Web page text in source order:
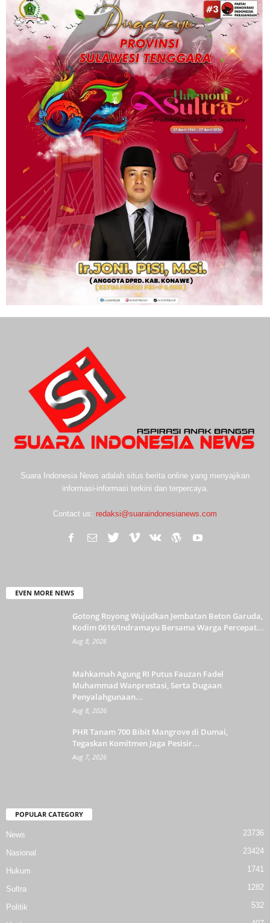
Suara Indonesia News adalah situs berita online yang menyajikan
informasi-informasi terkini dan terpercaya.
Contact us: redaksi@suaraindonesianews.com
EVEN MORE NEWS
Gotong Royong Wujudkan Jembatan Beton Garuda,
Kodim 0616/Indramayu Bersama Warga Percepat...
Aug 8, 2026
Mahkamah Agung RI Putus Fauzan Fadel
Muhammad Wanprestasi, Serta Dugaan
Penyalahgunaan...
Aug 8, 2026
PHR Tanam 700 Bibit Mangrove di Dumai,
Tegaskan Komitmen Jaga Pesisir...
Aug 7, 2026
POPULAR CATEGORY
News 23736
Nasional 23424
Hukum 1741
Sultra 1282
Politik 532